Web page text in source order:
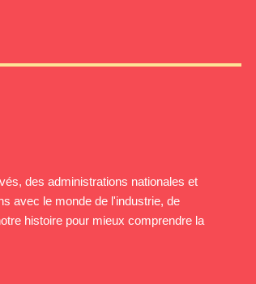
des administrations nationales et
avec le monde de l'industrie, de
histoire pour mieux comprendre la